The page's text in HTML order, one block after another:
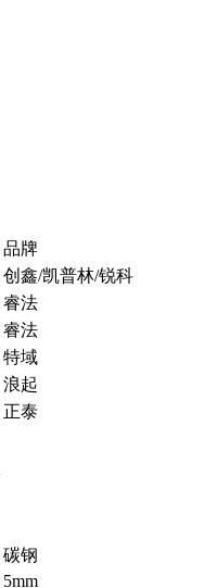
品牌
创鑫/凯普林/锐科
睿法
睿法
特域
浪起
正泰
碳钢
5mm